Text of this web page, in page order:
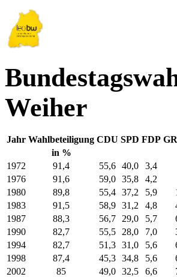
Weiher
Jahr Wahlbeteiligung CDU SPD FDP
in %
1972
91,4 55,6 40,0 3,4
1976
91,6 59,0 35,8 4,2
1980
89,8 55,4 37,2 5,9
1983
91,5 58,9 31,2 4,8
1987
88,3 56,7 29,0 5,7
1990
82,7 55,5 28,0 7,0
1994
82,7 51,3 31,0 5,6
1998
87,4 45,3 34,8 5,6
2002
85 49,0 32,5 6,6